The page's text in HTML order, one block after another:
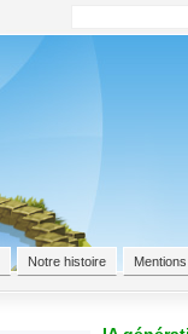
Notre histoire